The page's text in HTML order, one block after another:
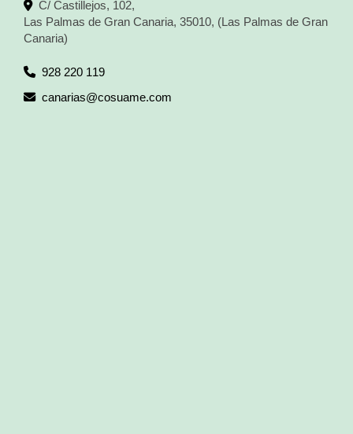
C/ Castillejos, 102,
Las Palmas de Gran Canaria, 35010, (Las Palmas de Gran
Canaria)
928 220 119
canarias
cosuame.com